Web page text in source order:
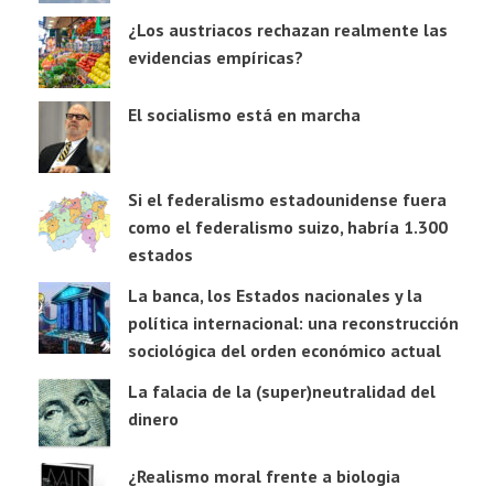
¿Los austriacos rechazan realmente las
evidencias empíricas?
El socialismo está en marcha
Si el federalismo estadounidense fuera
como el federalismo suizo, habría 1.300
estados
La banca, los Estados nacionales y la
política internacional: una reconstrucción
sociológica del orden económico actual
La falacia de la (super)neutralidad del
dinero
¿Realismo moral frente a biologia